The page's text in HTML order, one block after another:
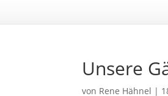
Unsere
von Rene Hähnel |